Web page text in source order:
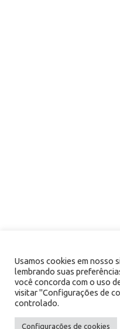
Usamos cookies em nosso
lembrando suas
você concorda com o uso
visitar "Configurações de
controlado.
Configurações de cookies